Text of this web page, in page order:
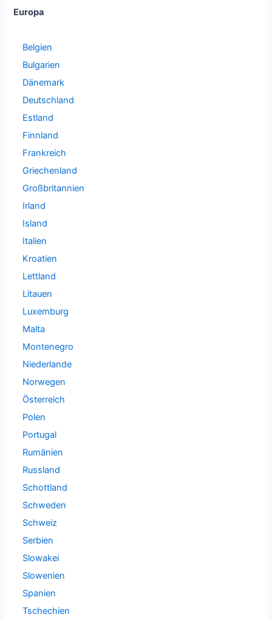
Europa
Belgien
Bulgarien
Dänemark
Deutschland
Estland
Finnland
Frankreich
Griechenland
Großbritannien
Irland
Island
Italien
Kroatien
Lettland
Litauen
Luxemburg
Malta
Montenegro
Niederlande
Norwegen
Österreich
Polen
Portugal
Rumänien
Russland
Schottland
Schweden
Schweiz
Serbien
Slowakei
Slowenien
Spanien
Tschechien